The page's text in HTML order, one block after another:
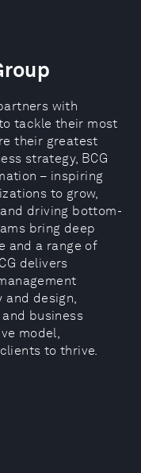
with
tackle their most
their greatest
strategy, BCG
– inspiring
to grow,
driving bottom-
bring deep
and a range of
delivers
and design,
business
model,
to thrive.